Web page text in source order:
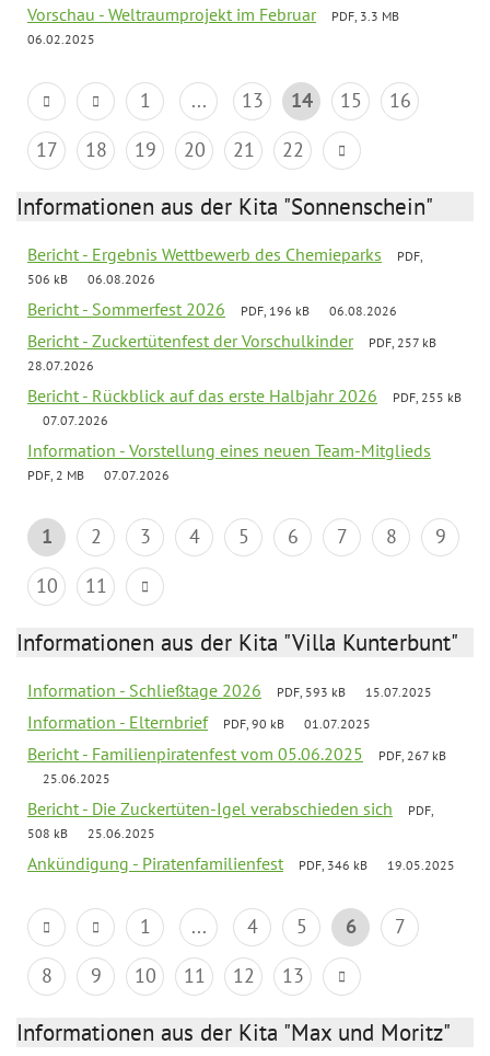
Vorschau - Weltraumprojekt im Februar
PDF, 3.3 MB
06.02.2025
1 ... 13 14 15
16
17
18 19 20 21 22
Informationen aus der Kita "Sonnenschein"
Bericht - Ergebnis Wettbewerb des Chemieparks
PDF,
506 kB
06.08.2026
Bericht - Sommerfest 2026 PDF, 196 kB 06.08.2026
Bericht - Zuckertütenfest der Vorschulkinder
PDF, 257 kB
28.07.2026
Bericht - Rückblick auf das erste Halbjahr 2026
PDF, 255 kB
07.07.2026
Information - Vorstellung eines neuen Team-Mitglieds
PDF, 2 MB 07.07.2026
1 2 3 4 5 6 7 8
9
10
11
Informationen aus der Kita "Villa Kunterbunt"
Information - Schließtage 2026 PDF, 593 kB 15.07.2025
Information - Elternbrief PDF, 90 kB 01.07.2025
Bericht - Familienpiratenfest vom 05.06.2025
PDF, 267 kB
25.06.2025
Bericht - Die Zuckertüten-Igel verabschieden sich
PDF,
508 kB
25.06.2025
Ankündigung - Piratenfamilienfest PDF, 346 kB 19.05.2025
1 ... 4 5 6
7
8
9 10 11 12 13
Informationen aus der Kita "Max und Moritz"